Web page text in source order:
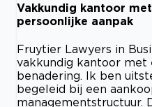
Vakkundig kantoor
persoonlijke aanpak
Fruytier Lawyers in
vakkundig kantoor met
benadering. Ik ben
begeleid bij een
managementstructuur.